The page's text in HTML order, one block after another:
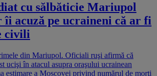
cu sălbăticie Mariupol
acuză pe ucraineni că ar fi
civili
din Mariupol. Oficiali ruşi afirmă că
ucişi în atacul asupra oraşului ucrainean
estimare a Moscovei privind numărul de morţi